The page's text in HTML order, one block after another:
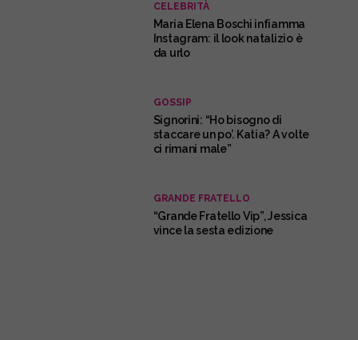
CELEBRITÀ
Maria Elena Boschi infiamma
Instagram: il look natalizio è
da urlo
GOSSIP
Signorini: “Ho bisogno di
staccare un po’. Katia? A volte
ci rimani male”
GRANDE FRATELLO
“Grande Fratello Vip”, Jessica
vince la sesta edizione